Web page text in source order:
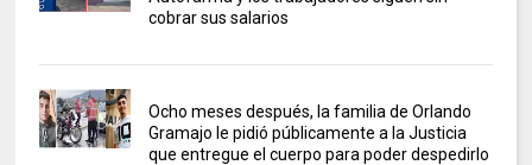
cobrar sus salarios
Ocho meses después, la familia de Orlando
Gramajo le pidió públicamente a la Justicia
que entregue el cuerpo para poder despedirlo